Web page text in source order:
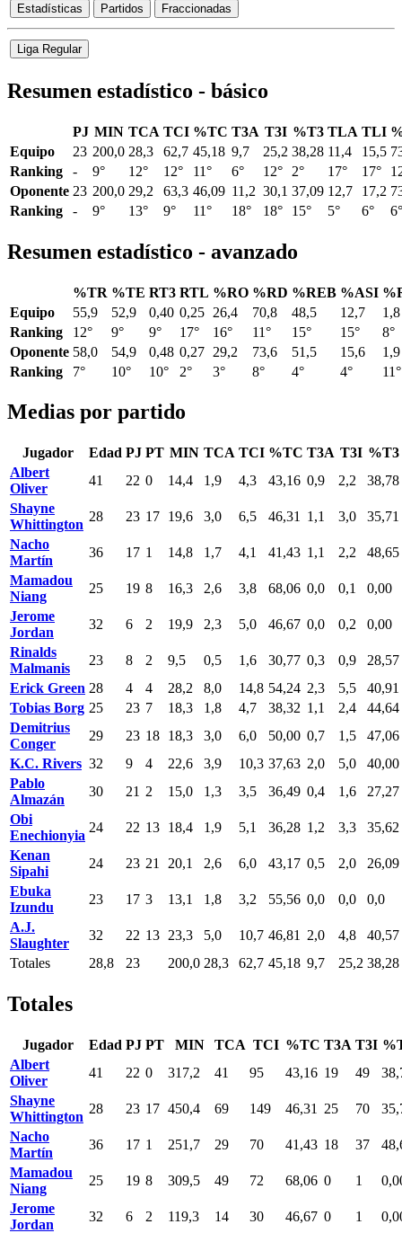
Estadísticas Partidos Fraccionadas
Liga Regular
Resumen estadístico - básico
PJ MIN TCA TCI %TC T3A T3I %T3 TLA TLI
Equipo
23 200,0 28,3 62,7 45,18 9,7 25,2 38,28 11,4 15,5
Ranking
- 9° 12° 12° 11° 6° 12° 2° 17° 17°
Oponente 23 200,0 29,2 63,3 46,09 11,2 30,1 37,09 12,7 17,2
Ranking
- 9° 13° 9° 11° 18° 18° 15° 5° 6° 6°
Resumen estadístico - avanzado
%TR %TE RT3 RTL %RO %RD %REB %ASI
Equipo
55,9 52,9 0,40 0,25 26,4 70,8 48,5 12,7
1,8
Ranking
12° 9° 9° 17° 16° 11° 15° 15°
8°
Oponente 58,0 54,9 0,48 0,27 29,2 73,6 51,5 15,6
1,9
Ranking
7° 10° 10° 2° 3° 8° 4° 4° 11°
Medias por partido
Jugador Edad PJ PT MIN TCA TCI %TC T3A T3I %T3
Albert
Oliver
41 22 0 14,4 1,9 4,3 43,16 0,9 2,2
38,78
Shayne
Whittington
28 23 17 19,6 3,0 6,5 46,31 1,1 3,0
35,71
Nacho
Martín
36 17 1 14,8 1,7 4,1 41,43 1,1 2,2
48,65
Mamadou
Niang
25 19 8 16,3 2,6 3,8 68,06 0,0 0,1
0,00
Jerome
Jordan
32 6 2 19,9 2,3 5,0 46,67 0,0 0,2
0,00
Rinalds
Malmanis
23 8 2 9,5 0,5 1,6 30,77 0,3 0,9
28,57
Erick Green 28 4 4 28,2 8,0 14,8 54,24 2,3 5,5
40,91
Tobias Borg 25 23 7 18,3 1,8 4,7 38,32 1,1 2,4
44,64
Demitrius
Conger
29 23 18 18,3 3,0 6,0 50,00 0,7 1,5
47,06
K.C. Rivers 32 9 4 22,6 3,9 10,3 37,63 2,0 5,0
40,00
Pablo
Almazán
30 21 2 15,0 1,3 3,5 36,49 0,4 1,6
27,27
Obi
Enechionyia
24 22 13 18,4 1,9 5,1 36,28 1,2 3,3
35,62
Kenan
Sipahi
24 23 21 20,1 2,6 6,0 43,17 0,5 2,0
26,09
Ebuka
Izundu
23 17 3 13,1 1,8 3,2 55,56 0,0 0,0
0,0
A.J.
Slaughter
32 22 13 23,3 5,0 10,7 46,81 2,0 4,8
40,57
Totales
28,8 23 200,0 28,3 62,7 45,18 9,7 25,2 38,28
Totales
Jugador Edad PJ PT MIN TCA TCI %TC T3A T3I
Albert
Oliver
41 22 0 317,2 41 95 43,16 19 49
Shayne
Whittington
28 23 17 450,4 69 149 46,31 25 70
Nacho
Martín
36 17 1 251,7 29 70 41,43 18 37
Mamadou
Niang
25 19 8 309,5 49 72 68,06 0 1
Jerome
Jordan
32 6 2 119,3 14 30 46,67 0 1